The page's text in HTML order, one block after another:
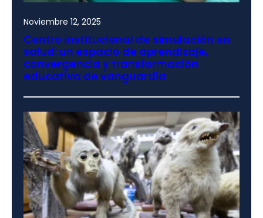
Noviembre 12, 2025
Centro institucional de simulación en
salud: un espacio de aprendizaje,
convergencia y transformación
educativa de vanguardia